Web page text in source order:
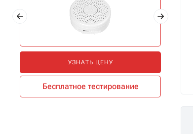
УЗНАТЬ ЦЕНУ
Бесплатное тестирование